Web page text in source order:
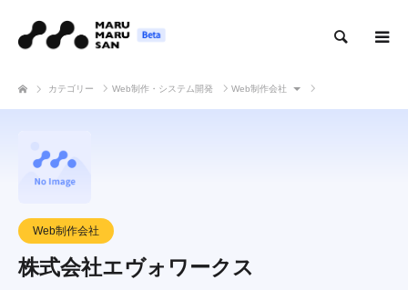
カテゴリー Web制作・システム開発 Web制作会社
Web制作会社
株式会社エヴォワークス